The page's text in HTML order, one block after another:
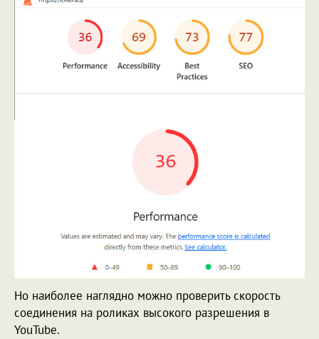
Но наиболее наглядно можно проверить скорость
соединения на роликах высокого разрешения в
YouTube.